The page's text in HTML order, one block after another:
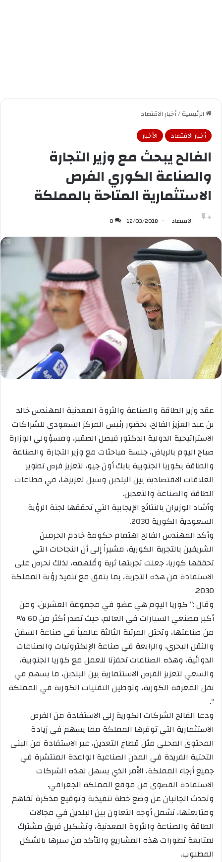
الرئيسية/أخبار الاقتصاد
أخبار الاقتصاد
الأخبار
الفالح يبحث مع وزير التجارة
والصناعة الكوري الفرص
الاستثمارية المتاحة بالمملكة
الاقتصاد 12/03/2018
0
عقد وزير الطاقة والصناعة والثروة المعدنية المهندس خالد
بن عبد العزيز الفالح، بحضور رئيس المركز السعودي للشراكات
الاستراتيجية الدولية الدكتور فيصل الصقير، ومسؤولي الوزارة
صباح اليوم بالرياض، جلسة مباحثات مع وزير التجارة والصناعة
والطاقة بكوريا الجنوبية بايك أون جيو، لتعزيز فرص تطوير
العلاقات الاقتصادية بين البلدين وسبل تعزيزها، في قطاعات
الطاقة والصناعة والتعدين.
وأشاد الوزيران بالنتائج الإيجابية التي تحققها لجنة الرؤية
السعودية الكورية 2030.
‏وأكد المهندس الفالح اهتمام حكومة خادم الحرمين
الشريفين بالتجربة الكورية، مشيراً إلى أن النجاحات التي
تحققها كوريا، جعلت تجربتها ثرية ومُلهمه، لذلك نحرص على
الاستفادة من هذه التجربة، بما يتفق مع تنفيذ رؤية المملكة
2030.
‏وقال :” كوريا اليوم هي عضو في مجموعة العشرين، ومن
أكبر مصنعي السيارات في العالم، حيث تصدر أكثر من 60 %
من صناعتها، وتحتل المرتبة الثالثة عالمياً في صناعة السفن
والنقل البحري، والرابعة في صناعة الإلكترونيات والصناعات
الدوائية، وهذه الصناعات تحفزنا للعمل مع كوريا الجنوبية،
والسعي لتعزيز الفرص الاستثمارية بين البلدين، ما يسهم في
نقل المعرفة الكورية، وتوطين التقنيات الكورية في المملكة
“.
‏ودعا الفالح الشركات الكورية إلى الاستفادة من الفرص
الاستثمارية التي توفرها المملكة مما يسهم في زيادة
المحتوى المحلي مثل قطاع التعدين، عبر الاستفادة من البنى
التحتية الفريدة في المدن الصناعية الواعدة المنتشرة في
جميع أرجاء المملكة، الأمر الذي يسهل لهذه الشركات
الاستفادة القصوى من موقع المملكة الجغرافي.
‏وتحدث الجانبان عن وضع خطة تنفيذية وتوقيع مذكرة تفاهم
ومتابعتها، تشمل أوجه التعاون بين البلدين في مجالات
الطاقة والصناعة والثروة المعدنية، وتشكيل فريق مشترك
لمتابعة تطورات هذه المشاريع والتأكد من سيرها بالشكل
المطلوب.